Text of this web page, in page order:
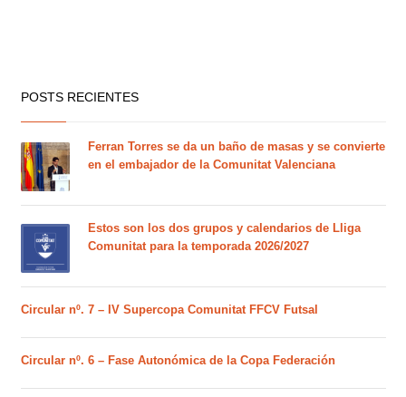
POSTS RECIENTES
Ferran Torres se da un baño de masas y se convierte
en el embajador de la Comunitat Valenciana
Estos son los dos grupos y calendarios de Lliga
Comunitat para la temporada 2026/2027
Circular nº. 7 – IV Supercopa Comunitat FFCV Futsal
Circular nº. 6 – Fase Autonómica de la Copa Federación